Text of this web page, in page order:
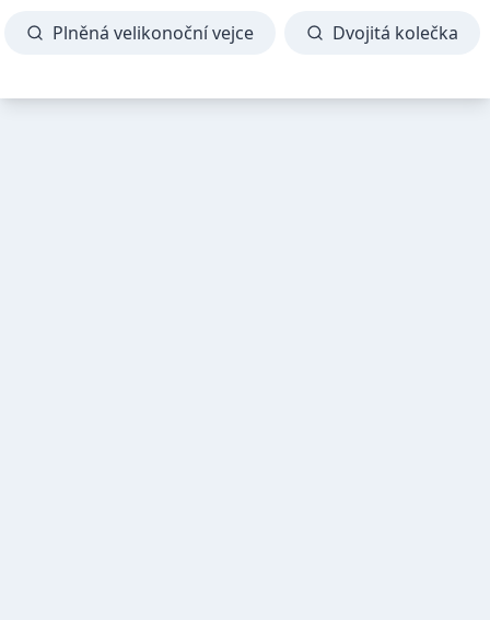
Plněná velikonoční vejce Dvojitá kolečka